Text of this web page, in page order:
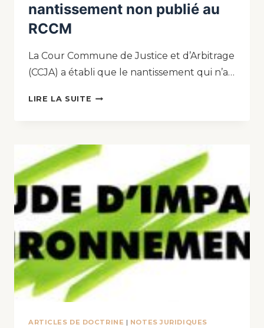
nantissement non publié au
RCCM
La Cour Commune de Justice et d’Arbitrage
(CCJA) a établi que le nantissement qui n’a…
LIRE LA SUITE
ARTICLES DE DOCTRINE | NOTES JURIDIQUES